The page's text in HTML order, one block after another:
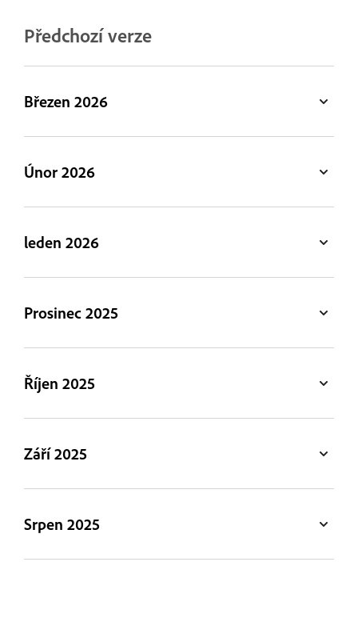
Předchozí verze
Březen 2026
Únor 2026
leden 2026
Prosinec 2025
Říjen 2025
Září 2025
Srpen 2025